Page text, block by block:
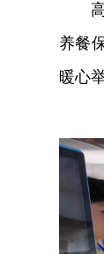
养餐
暖心